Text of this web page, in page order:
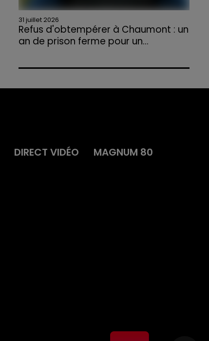
31 juillet 2026
Refus d'obtempérer à Chaumont : un
an de prison ferme pour un...
l'annulation de son permis et la confiscation
DIRECT VIDÉO
MAGNUM 80